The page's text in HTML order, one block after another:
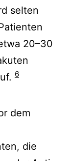
selten
20–30
6
dem
die